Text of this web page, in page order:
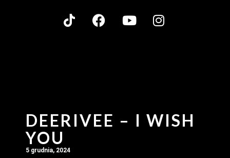
DEERIVEE – I WISH
YOU
5 grudnia, 2024